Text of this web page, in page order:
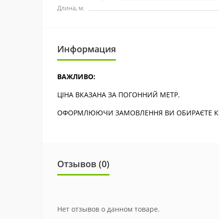
Длина, м.
Информация
ВАЖЛИВО:
ЦІНА ВКАЗАНА ЗА ПОГОННИЙ МЕТР.
ОФОРМЛЮЮЧИ ЗАМОВЛЕННЯ ВИ ОБИРАЄТЕ
Отзывов (0)
Нет отзывов о данном товаре.